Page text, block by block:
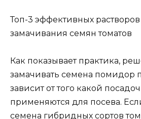
Топ-3 эффективных
замачивания семян томатов
Как показывает практика,
замачивать семена помидор
зависит от того какой
применяются для посева.
семена гибридных сортов